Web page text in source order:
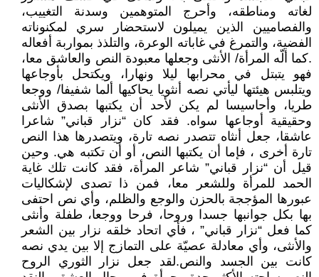
لغاته ومناطقه، وأحرج المتوهمين وسدنة التغييب،
والفصاميين الذين يميلون لاستحضار سري لمكنوناته
الفضية، والتمرغ في غاباته الوعرة، والتلذذ بمواربة أفعاله
.كما ألّه المرأة/ الأنثى وجعلها معبودة النص والعاشق معا،
فهو يتبتل في محرابها ليلا ونهارا، ويكتحل بأوجاعها
ويتلبس هيئتها ليأتي نصه أنثويا يحاكيها ألما شفيفا/ ووجعا
طريا، وأحاسيسا لم يكن لأحد أن يكتبها بصدق الأنثى
وحقيقية أوجاعها سواه. فقد كان “نزار قباني” شاعرا
عاشقا، جعل أنثاه تتصدر نصه تارة، ويتصدرها هذا النص
تارة أخرى ، فإما أن يكتبها النص، أو أن تكتبه هي. وحين
قيل أن “نزار قباني” شاعر المرأة، فقد كانت تلك غاية
الحمد للمرأة وللشعر معا، فمن ذا تصدى لإشكاليات
عبورها المؤججة بالحزن والوجع والظلم، وأي نص احتفى
بها بكل جوانبها جسدا وروحا، فرحا ووجعا، طفلة وأنثى
كما فعل “نزار قباني” ، فأي اتحاد خلقه نزار بين الشعر
والأنثى، وأي معادلة عصيّة على التمازج إلا بين يدي نصه
كانت بين الجسد والنص.لقد جعل نزار الثوري الروح